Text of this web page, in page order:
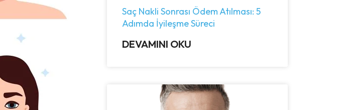
Saç Nakli Sonrası Ödem Atılması: 5
Adımda İyileşme Süreci
DEVAMINI OKU